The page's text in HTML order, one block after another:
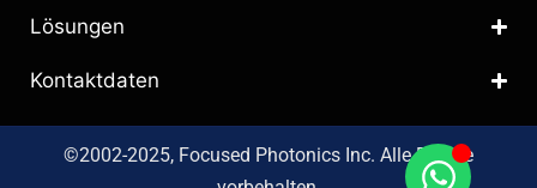
Lösungen
Kontaktdaten
©2002-2025, Focused Photonics Inc. Alle Rechte